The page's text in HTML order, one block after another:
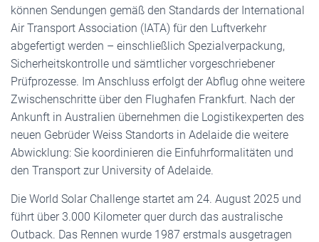
können Sendungen gemäß den Standards der International
Air Transport Association (IATA) für den Luftverkehr
abgefertigt werden – einschließlich Spezialverpackung,
Sicherheitskontrolle und sämtlicher vorgeschriebener
Prüfprozesse. Im Anschluss erfolgt der Abflug ohne weitere
Zwischenschritte über den Flughafen Frankfurt. Nach der
Ankunft in Australien übernehmen die Logistikexperten des
neuen Gebrüder Weiss Standorts in Adelaide die weitere
Abwicklung: Sie koordinieren die Einfuhrformalitäten und
den Transport zur University of Adelaide.
Die World Solar Challenge startet am 24. August 2025 und
führt über 3.000 Kilometer quer durch das australische
Outback. Das Rennen wurde 1987 erstmals ausgetragen